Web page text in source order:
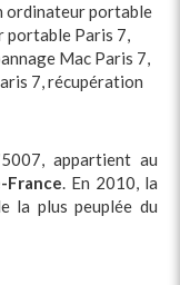
ordinateur portable
portable Paris 7,
Mac Paris 7,
7,récupération
appartient au
France. En 2010, la
la plus peuplée du